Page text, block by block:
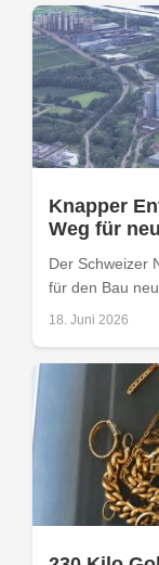
Knapper
Weg für
Der Schweizer
für den Bau
18. Juni 2026